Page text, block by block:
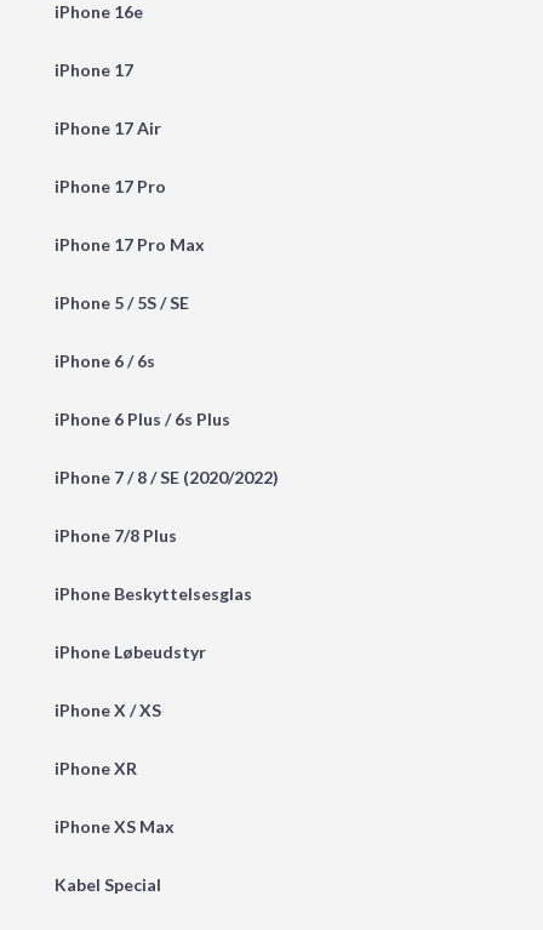
iPhone 16e
iPhone 17
iPhone 17 Air
iPhone 17 Pro
iPhone 17 Pro Max
iPhone 5 / 5S / SE
iPhone 6 / 6s
iPhone 6 Plus / 6s Plus
iPhone 7 / 8 / SE (2020/2022)
iPhone 7/8 Plus
iPhone Beskyttelsesglas
iPhone Løbeudstyr
iPhone X / XS
iPhone XR
iPhone XS Max
Kabel Special